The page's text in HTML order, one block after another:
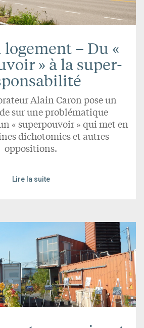
logement – Du «
» à la super-
Alain Caron pose un
sur une problématique
« superpouvoir » qui met en
dichotomies et autres
oppositions.
Lire la suite